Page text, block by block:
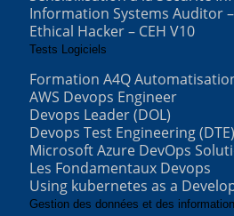
Information Systems Auditor –
Ethical Hacker – CEH V10
Tests Logiciels
Formation A4Q
AWS Devops Engineer
Devops Leader (DOL)
Devops Test Engineering (DTE)
Microsoft Azure DevOps
Les Fondamentaux Devops
Using kubernetes as a
Gestion des données et des